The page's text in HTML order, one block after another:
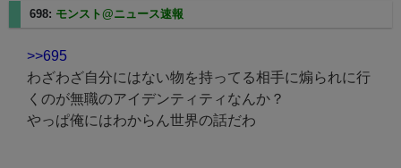
698: モンスト@ニュース速報
>>695
わざわざ自分にはない物を持ってる相手に煽られに行
くのが無職のアイデンティティなんか？
やっぱ俺にはわからん世界の話だわ